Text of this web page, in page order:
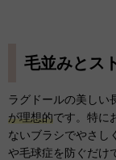
毛並みとス
ラグドールの美しい
が理想的です。特に
ないブラシでやさし
や毛球症を防ぐだけ